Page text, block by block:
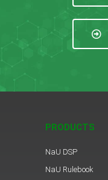
PRODUCTS
NaU DSP
NaU Rulebook